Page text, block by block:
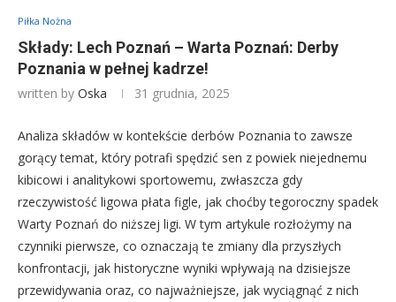
Piłka Nożna
Składy: Lech Poznań – Warta Poznań: Derby
Poznania w pełnej kadrze!
written by Oska 31 grudnia, 2025
Analiza składów w kontekście derbów Poznania to zawsze
gorący temat, który potrafi spędzić sen z powiek niejednemu
kibicowi i analitykowi sportowemu, zwłaszcza gdy
rzeczywistość ligowa płata figle, jak choćby tegoroczny spadek
Warty Poznań do niższej ligi. W tym artykule rozłożymy na
czynniki pierwsze, co oznaczają te zmiany dla przyszłych
konfrontacji, jak historyczne wyniki wpływają na dzisiejsze
przewidywania oraz, co najważniejsze, jak wyciągnąć z nich